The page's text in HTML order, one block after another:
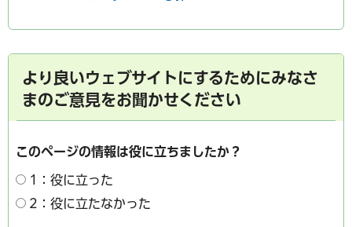
より良いウェブサイトにするためにみなさ
まのご意見をお聞かせください
このページの情報は役に立ちましたか？
1：役に立った
2：役に立たなかった